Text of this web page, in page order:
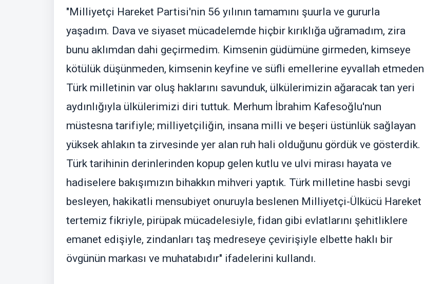
"Milliyetçi Hareket Partisi'nin 56 yılının tamamını şuurla ve gururla
yaşadım. Dava ve siyaset mücadelemde hiçbir kırıklığa uğramadım, zira
bunu aklımdan dahi geçirmedim. Kimsenin güdümüne girmeden, kimseye
kötülük düşünmeden, kimsenin keyfine ve süfli emellerine eyvallah etmeden
Türk milletinin var oluş haklarını savunduk, ülkülerimizin ağaracak tan yeri
aydınlığıyla ülkülerimizi diri tuttuk. Merhum İbrahim Kafesoğlu'nun
müstesna tarifiyle; milliyetçiliğin, insana milli ve beşeri üstünlük sağlayan
yüksek ahlakın ta zirvesinde yer alan ruh hali olduğunu gördük ve gösterdik.
Türk tarihinin derinlerinden kopup gelen kutlu ve ulvi mirası hayata ve
hadiselere bakışımızın bihakkın mihveri yaptık. Türk milletine hasbi sevgi
besleyen, hakikatli mensubiyet onuruyla beslenen Milliyetçi-Ülkücü Hareket
tertemiz fikriyle, pirüpak mücadelesiyle, fidan gibi evlatlarını şehitliklere
emanet edişiyle, zindanları taş medreseye çevirişiyle elbette haklı bir
övgünün markası ve muhatabıdır" ifadelerini kullandı.